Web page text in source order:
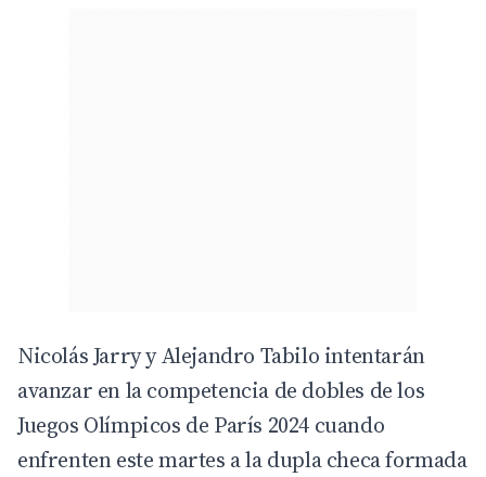
Nicolás Jarry yAlejandro Tabilo intentarán
avanzar en la competencia de dobles de los
Juegos Olímpicos de París 2024 cuando
enfrenten este martes a la dupla checa formada